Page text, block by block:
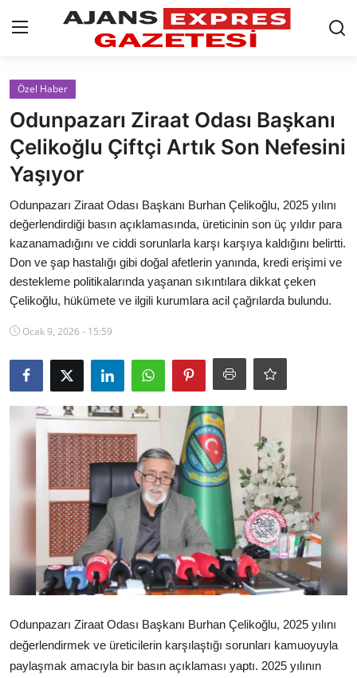
GİRİŞ YAP
AnaSayfa
Eskişehir Siyaset
Siyaset
Türkiye Gündemi
Yerel
Siber Güvenlik
Ekonomi
Kütahya
Özel Haber
Teknoloji
TBMM Haberleri
Belediye
Sağlık
SON DAKİKA
Özel Haber
Odunpazarı Ziraat Odası Başkanı
Çelikoğlu Çiftçi Artık Son Nefesini
Yaşıyor
Odunpazarı Ziraat Odası Başkanı Burhan Çelikoğlu, 2025 yılını
değerlendirdiği basın açıklamasında, üreticinin son üç yıldır para
kazanamadığını ve ciddi sorunlarla karşı karşıya kaldığını belirtti.
Don ve şap hastalığı gibi doğal afetlerin yanında, kredi erişimi ve
destekleme politikalarında yaşanan sıkıntılara dikkat çeken
Çelikoğlu, hükümete ve ilgili kurumlara acil çağrılarda bulundu.
Ocak 9, 2026 - 15:59
Odunpazarı Ziraat Odası Başkanı Burhan Çelikoğlu, 2025 yılını
değerlendirmek ve üreticilerin karşılaştığı sorunları kamuoyuyla
paylaşmak amacıyla bir basın açıklaması yaptı. 2025 yılının